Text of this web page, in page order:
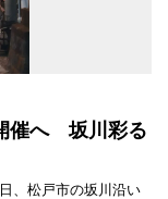
催へ 坂川彩る
、松戸市の坂川沿い